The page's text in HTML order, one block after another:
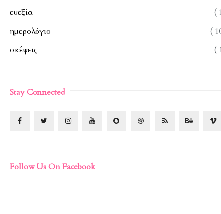
ευεξία
(
ημερολόγιο
(
σκέψεις
(
Stay Connected
Follow Us On Facebook